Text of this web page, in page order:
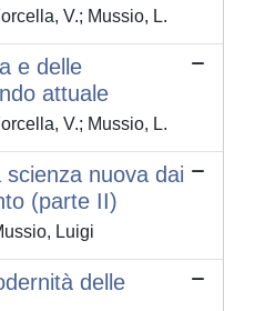
V.; Mussio, L.
e delle
attuale
V.; Mussio, L.
nuova dai
(parte II)
Luigi
delle